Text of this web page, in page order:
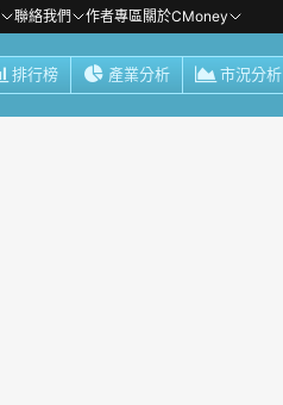
聯絡我們 作者專區關於CMoney
排行榜 產業分析 市況分析